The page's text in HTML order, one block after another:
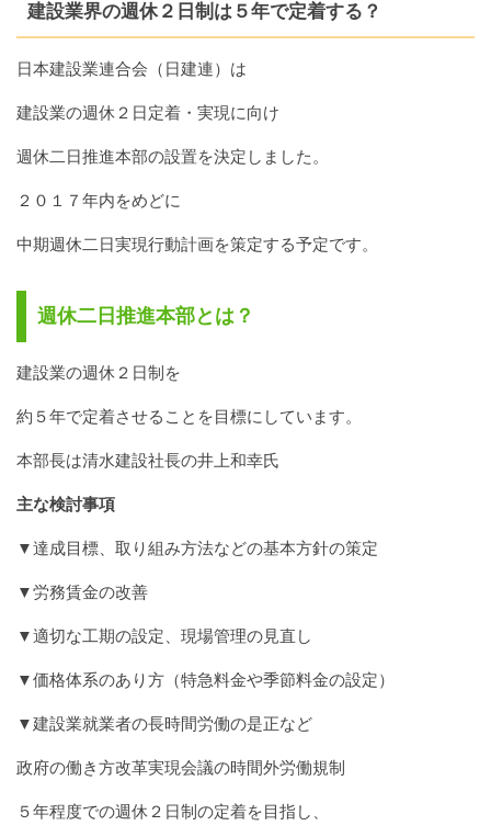
建設業界の週休２日制は５年で定着する？
日本建設業連合会（日建連）は
建設業の週休２日定着・実現に向け
週休二日推進本部の設置を決定しました。
２０１７年内をめどに
中期週休二日実現行動計画を策定する予定です。
週休二日推進本部とは？
建設業の週休２日制を
約５年で定着させることを目標にしています。
本部長は清水建設社長の井上和幸氏
主な検討事項
▼達成目標、取り組み方法などの基本方針の策定
▼労務賃金の改善
▼適切な工期の設定、現場管理の見直し
▼価格体系のあり方（特急料金や季節料金の設定）
▼建設業就業者の長時間労働の是正など
政府の働き方改革実現会議の時間外労働規制
５年程度での週休２日制の定着を目指し、